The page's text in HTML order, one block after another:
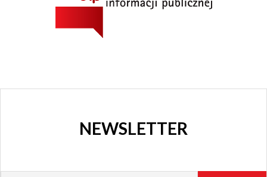
NEWSLETTER